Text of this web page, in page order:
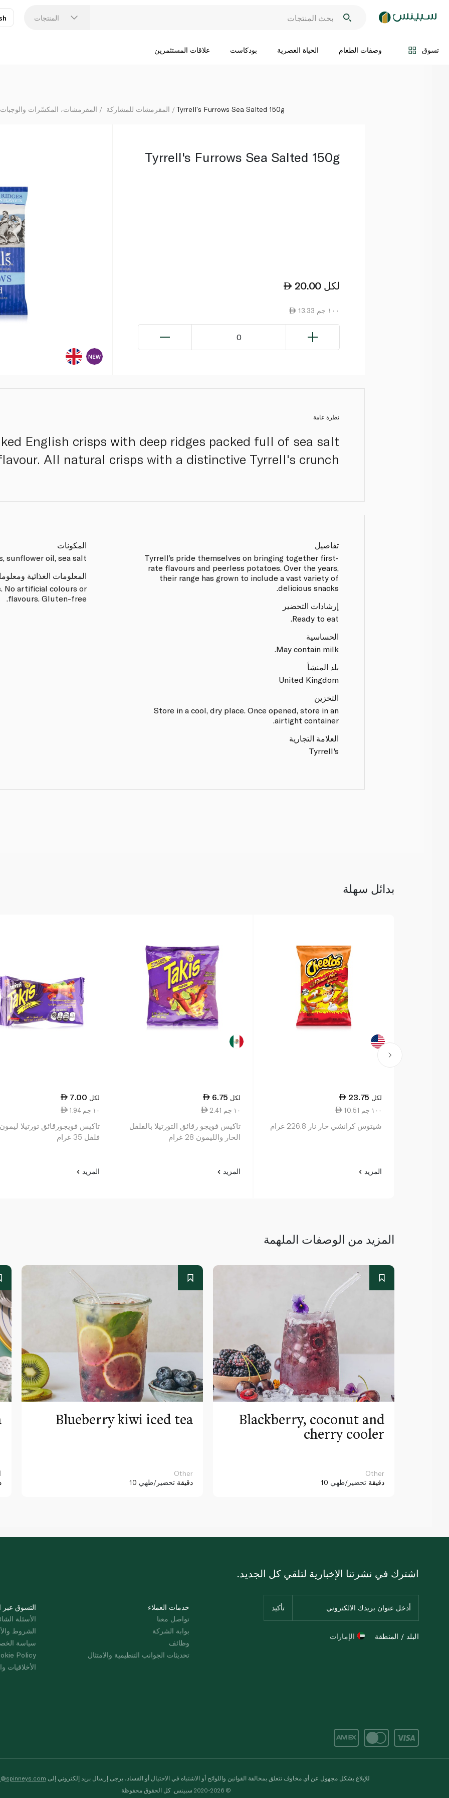
المنتجات
تسوق وصفات الطعام الحياة العصرية بودكاست علاقات المستثمرين
اضف الى السلة
المقرمشات، المكسّرات والوجبات المقرمشات للمشاركة Tyrrell's Furrows Sea Salted 150g
Tyrrell's Furrows Sea Salted 150g
20.00 لكل
13.33 ١٠٠ جم
0
نظرة عامة
English crisps with deep ridges packed full of sea salt
All natural crisps with a distinctive Tyrrell's crunch.
تفاصيل
Tyrrell’s pride themselves on bringing together first-
rate flavours and peerless potatoes. Over the years,
their range has grown to include a vast variety of
delicious snacks.
إرشادات التحضير
Ready to eat.
الحساسية
May contain milk.
بلد المنشأ
United Kingdom
التخزين
Store in a cool, dry place. Once opened, store in an
airtight container.
العلامة التجارية
Tyrrell's
المكونات
sunflower oil, sea salt.
المعلومات الغذائية
No artificial colours or
flavours. Gluten-free.
بدائل سهلة
23.75 لكل
10.51 ١٠٠ جم
شيتوس كرانشي حار نار 226.8 غرام
المزيد
6.75 لكل
2.41 ١٠ جم
تاكيس فويجو رقائق التورتيلا بالفلفل
الحار والليمون 28 غرام
المزيد
7.00 لكل
1.94 ١٠ جم
تاكيس فويجورقائق تورتيلا ليمون
فلفل 35 غرام
المزيد
المزيد من الوصفات الملهمة
Blueberry kiwi iced tea
Other
10 دقيقة تحضير/طهي
Blackberry, coconut and
cherry cooler
Other
10 دقيقة تحضير/طهي
التسوق عبر
الأسئلة
الشروط
سياسة
Policy
الأخلاقيات
خدمات العملاء
تواصل معنا
بوابة الشركة
وظائف
تحديثات الجوانب التنظيمية والامتثال
اشترك في نشرتنا الإخبارية لتلقي كل الجديد.
البلد / المنطقة الإمارات
للإبلاغ بشكل مجهول عن أي مخاوف تتعلق بمخالفة القوانين واللوائح أو الاشتباه في الاحتيال أو الفساد، يرجى إرسال بريد إلكتروني إلى
© 2020-2026 سبينس. كل الحقوق محفوظة